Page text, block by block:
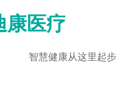
康医疗
智慧健康从这里起步